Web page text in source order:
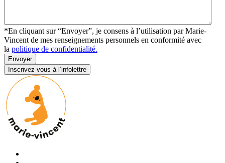
*En cliquant sur “Envoyer”, je consens à l’utilisation par Marie-
Vincent de mes renseignements personnels en conformité avec
la politique de confidentialité.
Envoyer
Inscrivez-vous à l’infolettre